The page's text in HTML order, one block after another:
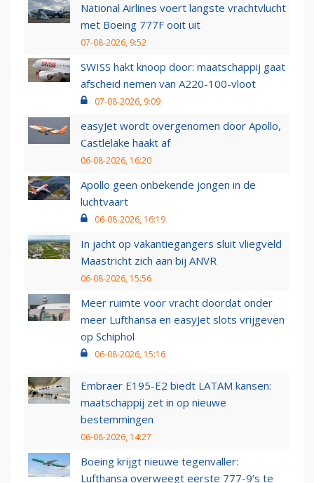
National Airlines voert langste vrachtvlucht
met Boeing 777F ooit uit
07-08-2026, 9:52
SWISS hakt knoop door: maatschappij gaat
afscheid nemen van A220-100-vloot
07-08-2026, 9:09
easyJet wordt overgenomen door Apollo,
Castlelake haakt af
06-08-2026, 16:20
Apollo geen onbekende jongen in de
luchtvaart
06-08-2026, 16:19
In jacht op vakantiegangers sluit vliegveld
Maastricht zich aan bij ANVR
06-08-2026, 15:56
Meer ruimte voor vracht doordat onder
meer Lufthansa en easyJet slots vrijgeven
op Schiphol
06-08-2026, 15:16
Embraer E195-E2 biedt LATAM kansen:
maatschappij zet in op nieuwe
bestemmingen
06-08-2026, 14:27
Boeing krijgt nieuwe tegenvaller:
Lufthansa overweegt eerste 777-9’s te